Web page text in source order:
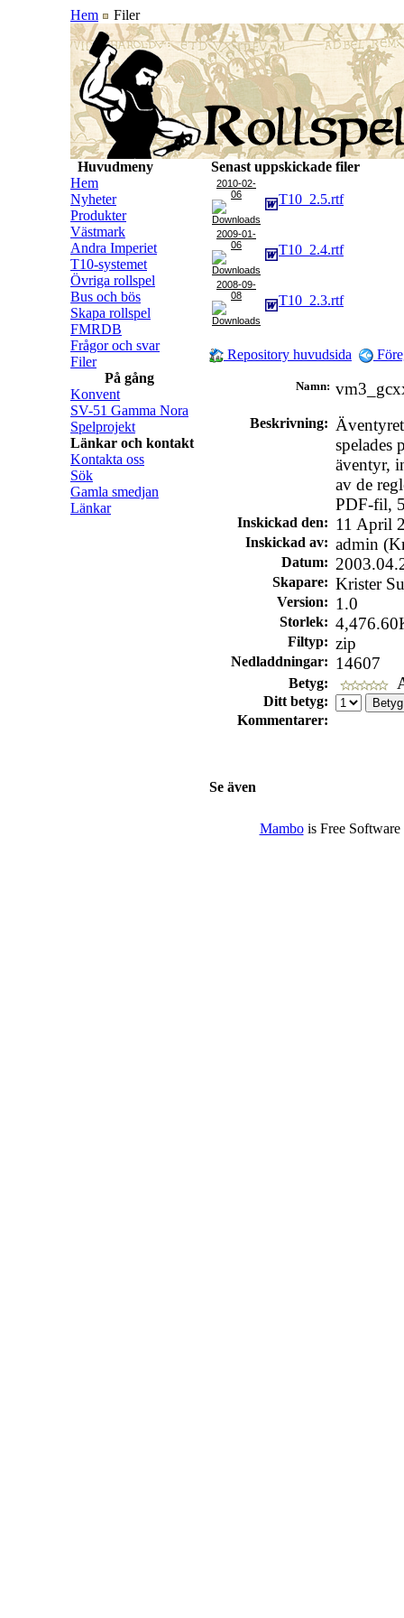
Hem Filer
Huvudmeny
Hem
Nyheter
Produkter
Västmark
Andra Imperiet
T10-systemet
Övriga rollspel
Bus och bös
Skapa rollspel
FMRDB
Frågor och svar
Filer
På gång
Konvent
SV-51 Gamma Nora
Spelprojekt
Länkar och kontakt
Kontakta oss
Sök
Gamla smedjan
Länkar
Senast uppskickade filer
2010-02-
06
T10_2.5.rtf
2009-01-
06
T10_2.4.rtf
2008-09-
08
T10_2.3.rtf
Repository huvudsida
Namn:
Beskrivning:
spelades
äventyr,
av de
PDF-fil,
Inskickad den: 11 April
Inskickad av: admin
Datum:
Skapare: Krister
Version: 1.0
Storlek:
Filtyp: zip
Nedladdningar: 14607
Betyg:
Ditt betyg:
Kommentarer:
Se även
Mambois Free Software